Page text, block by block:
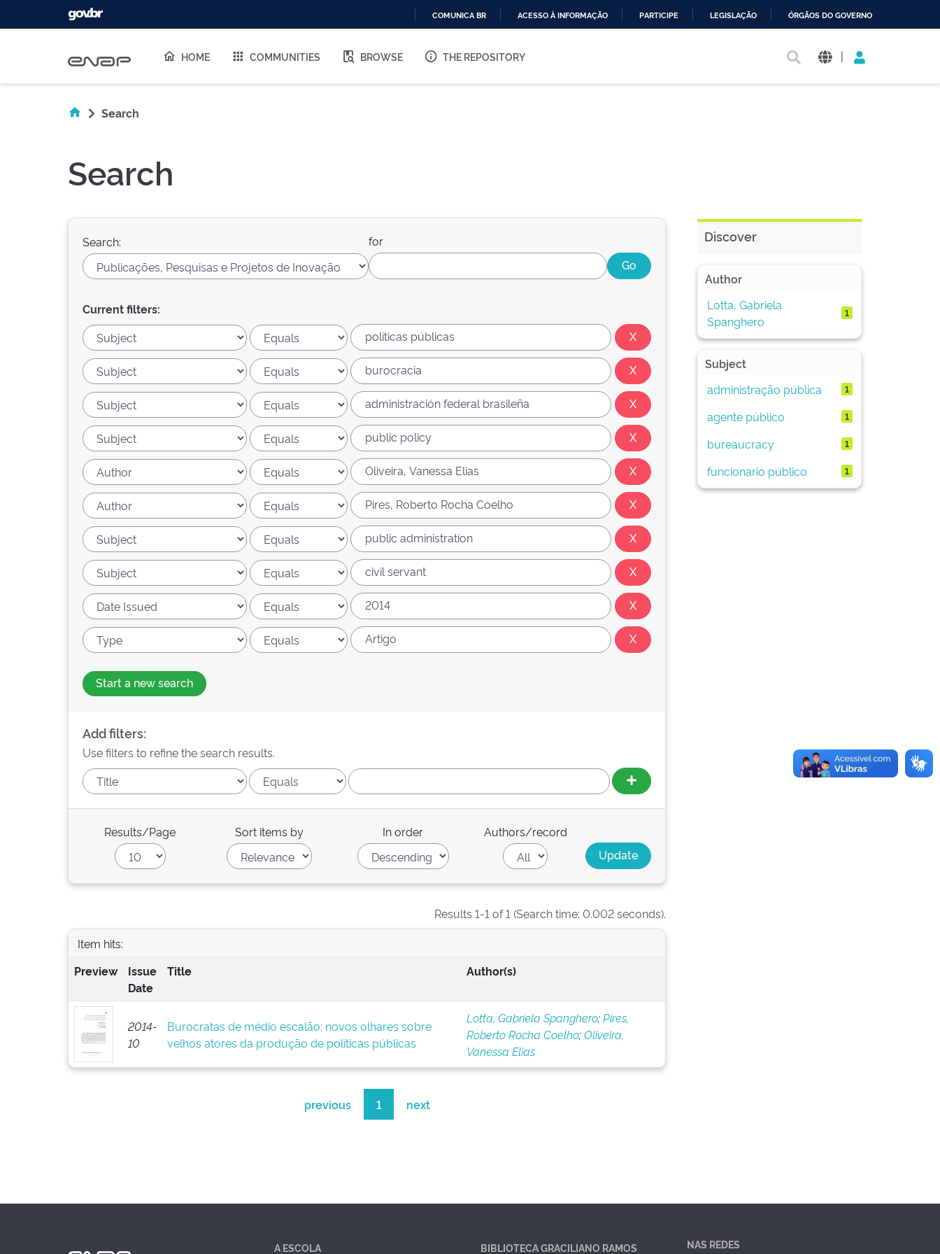
O
COMUNICA BR ACESSO À INFORMAÇÃO PARTICIPE LEGISLAÇÃO ÓRGÃOS DO GOVERNO
HOME COMMUNITIES BROWSE THE REPOSITORY |
Search
Search
Search: for
Current filters:
Start a new search
Add filters:
Use filters to refine the search results.
Results/Page Sort items by In order Authors/record
Results 1-1 of 1 (Search time: 0.002 seconds).
Item hits:
Preview
Issue
Date
Title Author(s)
2014-
10
Burocratas de médio escalão: novos olhares sobre
velhos atores da produção de políticas públicas
Lotta, Gabriela Spanghero;Pires,
Roberto Rocha Coelho;Oliveira,
Vanessa Elias
previous 1 next
Discover
Author
Lotta, Gabriela
Spanghero
1
Subject
administração pública
1
agente público 1
bureaucracy 1
funcionario público 1
A ESCOLA BIBLIOTECA GRACILIANO RAMOS NAS REDES